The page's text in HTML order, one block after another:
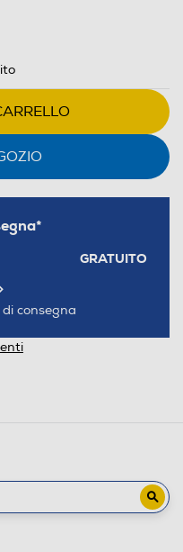
GRATUITO
di consegna